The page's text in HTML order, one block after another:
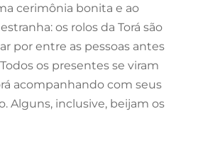
cerimônia bonita e ao
os rolos da Torá são
por entre as pessoas antes
os presentes se viram
acompanhando com seus
Alguns, inclusive, beijam os